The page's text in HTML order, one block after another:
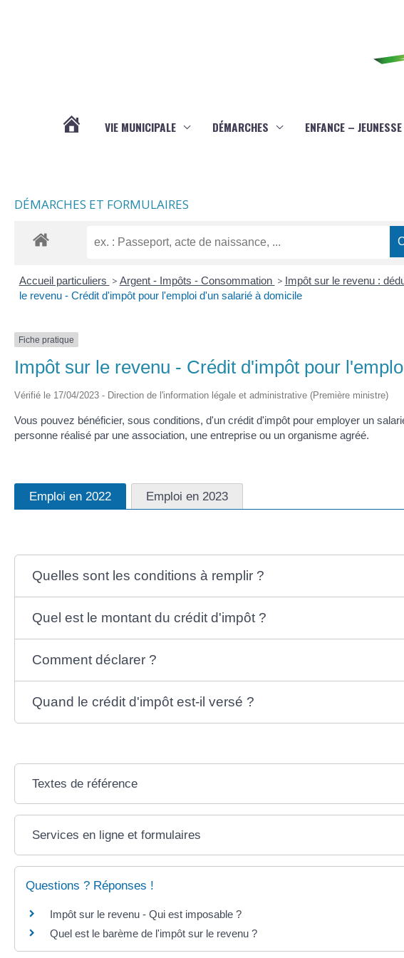
VIE MUNICIPALE DÉMARCHES ENFANCE – JEUNESSE
DÉMARCHES ET FORMULAIRES
Accueil particuliers > Argent - Impôts - Consommation > Impôt sur le revenu :
le revenu - Crédit d'impôt pour l'emploi d'un salarié à domicile
Fiche pratique
Impôt sur le revenu - Crédit d'impôt pour
Vérifié le 17/04/2023 - Direction de l'information légale et administrative (Première ministre)
Vous pouvez bénéficier, sous conditions, d'un crédit d'impôt pour employer un
personne réalisé par une association, une entreprise ou un organisme agréé.
Emploi en 2022 Emploi en 2023
Quelles sont les conditions à remplir ?
Quel est le montant du crédit d'impôt ?
Comment déclarer ?
Quand le crédit d'impôt est-il versé ?
Textes de référence
Services en ligne et formulaires
Questions ? Réponses !
Impôt sur le revenu - Qui est imposable ?
Quel est le barème de l'impôt sur le revenu ?